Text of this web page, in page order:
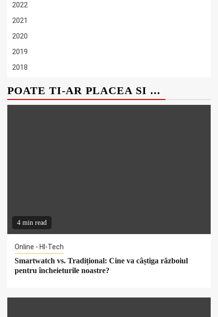
2022
2021
2020
2019
2018
POATE TI-AR PLACEA SI ...
4 min read
Online - HI-Tech
Smartwatch vs. Tradițional: Cine va câștiga războiul
pentru încheieturile noastre?